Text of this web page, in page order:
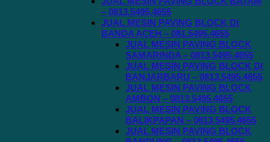
– 0813.5495.4655
JUAL MESIN PAVING BLOCK DI
BANDA ACEH – 081.5495.4655
JUAL MESIN PAVING BLOCK
SAMARINDA – 0813.5495.4655
JUAL MESIN PAVING BLOCK DI
BANJARBARU – 0813.5495.4655
JUAL MESIN PAVING BLOCK
AMBON – 0813.5495.4655
JUAL MESIN PAVING BLOCK
BALIKPAPAN – 0813.5495.4655
JUAL MESIN PAVING BLOCK